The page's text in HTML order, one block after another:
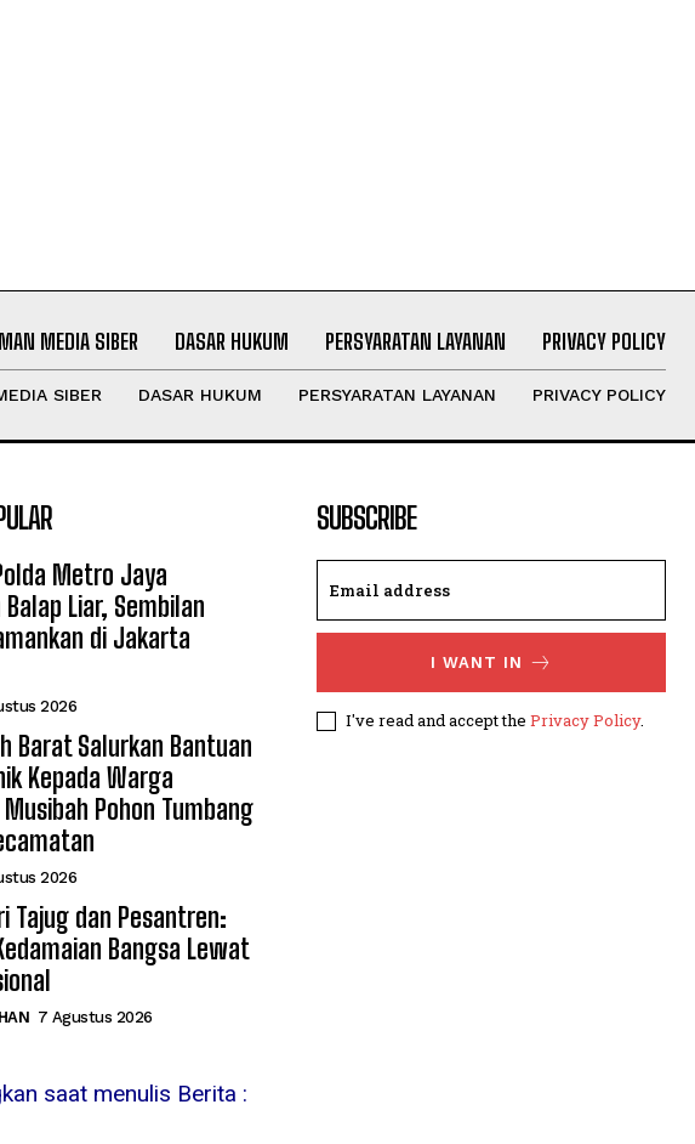
MEDIA SIBER DASAR HUKUM PERSYARATAN LAYANAN PRIVACY POLICY
SIBER DASAR HUKUM PERSYARATAN LAYANAN PRIVACY POLICY
Metro Jaya
Liar, Sembilan
di Jakarta
2026
Barat Salurkan Bantuan
Kepada Warga
Pohon Tumbang
2026
Tajug dan Pesantren:
Bangsa Lewat
7 Agustus 2026
SUBSCRIBE
I WANT IN
I've read and accept the Privacy Policy.
saat menulis Berita :